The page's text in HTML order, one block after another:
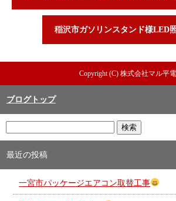
稲沢市ガソリンスタンド様LED
Copyright (C) 株式会社マル平
ブログトップ
最近の投稿
一宮市パッケージエアコン取替工事